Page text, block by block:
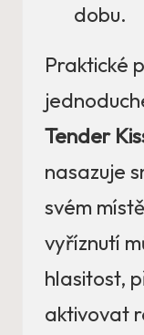
dobu.
Praktické
Tender
nasazuje
svém
vyříznutí
hlasitost,
aktivovat